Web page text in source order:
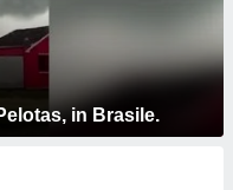
in Brasile.